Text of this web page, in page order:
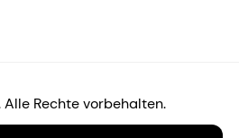
Rechte vorbehalten.